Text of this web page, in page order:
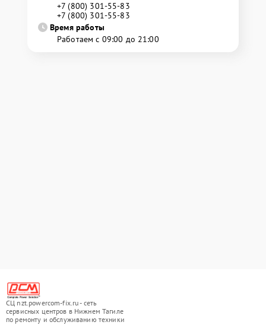
+7 (800) 301-55-83
+7 (800) 301-55-83
Время работы
Работаем с 09:00 до 21:00
СЦ nzt.powercom-fix.ru - сеть
сервисных центров в Нижнем Тагиле
по ремонту и обслуживанию техники